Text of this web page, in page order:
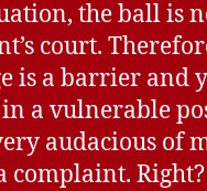
the ball is
court.
is a barrier and
a vulnerable
audacious of
complaint. Right?